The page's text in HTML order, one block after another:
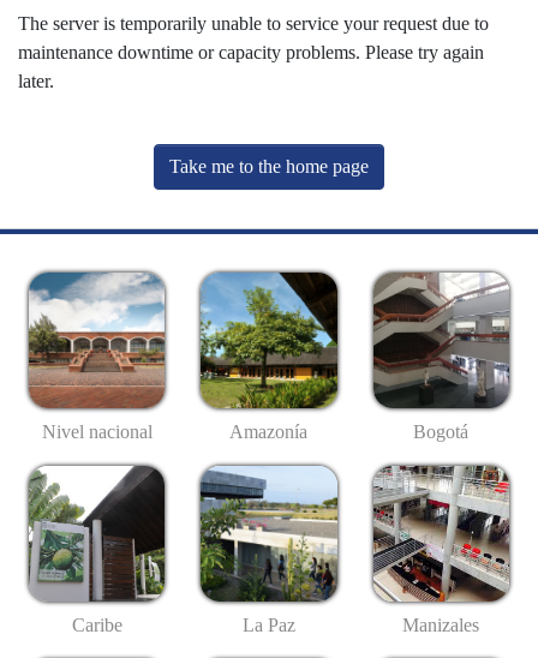
The server is temporarily unable to service your request due to
maintenance downtime or capacity problems. Please try again
later.
Take me to the home page
Nivel nacional Amazonía Bogotá
Caribe La Paz Manizales